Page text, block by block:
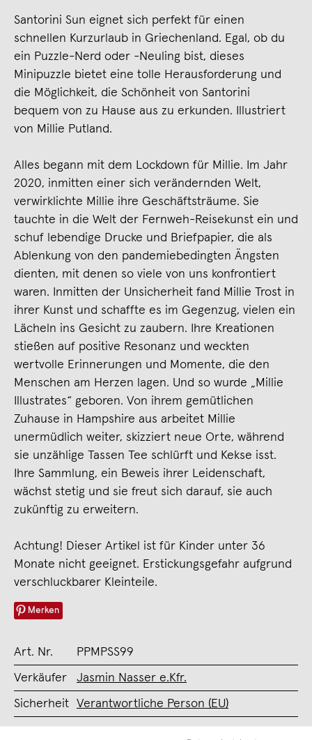
Santorini Sun eignet sich perfekt für einen
schnellen Kurzurlaub in Griechenland. Egal, ob du
ein Puzzle-Nerd oder -Neuling bist, dieses
Minipuzzle bietet eine tolle Herausforderung und
die Möglichkeit, die Schönheit von Santorini
bequem von zu Hause aus zu erkunden. Illustriert
von Millie Putland.
Alles begann mit dem Lockdown für Millie. Im Jahr
2020, inmitten einer sich verändernden Welt,
verwirklichte Millie ihre Geschäftsträume. Sie
tauchte in die Welt der Fernweh-Reisekunst ein und
schuf lebendige Drucke und Briefpapier, die als
Ablenkung von den pandemiebedingten Ängsten
dienten, mit denen so viele von uns konfrontiert
waren. Inmitten der Unsicherheit fand Millie Trost in
ihrer Kunst und schaffte es im Gegenzug, vielen ein
Lächeln ins Gesicht zu zaubern. Ihre Kreationen
stießen auf positive Resonanz und weckten
wertvolle Erinnerungen und Momente, die den
Menschen am Herzen lagen. Und so wurde „Millie
Illustrates“ geboren. Von ihrem gemütlichen
Zuhause in Hampshire aus arbeitet Millie
unermüdlich weiter, skizziert neue Orte, während
sie unzählige Tassen Tee schlürft und Kekse isst.
Ihre Sammlung, ein Beweis ihrer Leidenschaft,
wächst stetig und sie freut sich darauf, sie auch
zukünftig zu erweitern.
Achtung! Dieser Artikel ist für Kinder unter 36
Monate nicht geeignet. Erstickungsgefahr aufgrund
verschluckbarer Kleinteile.
Merken
Art. Nr. PPMPSS99
Verkäufer Jasmin Nasser e.Kfr.
Sicherheit Verantwortliche Person (EU)